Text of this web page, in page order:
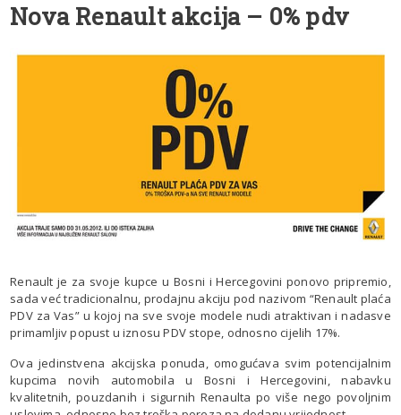
Nova Renault akcija – 0% pdv
Renault je za svoje kupce u Bosni i Hercegovini ponovo pripremio,
sada već tradicionalnu, prodajnu akciju pod nazivom “Renault plaća
PDV za Vas” u kojoj na sve svoje modele nudi atraktivan i nadasve
primamljiv popust u iznosu PDV stope, odnosno cijelih 17%.
Ova jedinstvena akcijska ponuda, omogućava svim potencijalnim
kupcima novih automobila u Bosni i Hercegovini, nabavku
kvalitetnih, pouzdanih i sigurnih Renaulta po više nego povoljnim